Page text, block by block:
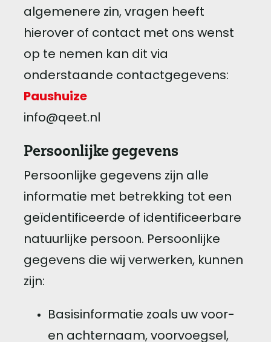
algemenere zin, vragen heeft
hierover of contact met ons wenst
op te nemen kan dit via
onderstaande contactgegevens:
Paushuize
info@qeet.nl
Persoonlijke gegevens
Persoonlijke gegevens zijn alle
informatie met betrekking tot een
geïdentificeerde of identificeerbare
natuurlijke persoon. Persoonlijke
gegevens die wij verwerken, kunnen
zijn:
Basisinformatie zoals uw voor-
en achternaam, voorvoegsel,